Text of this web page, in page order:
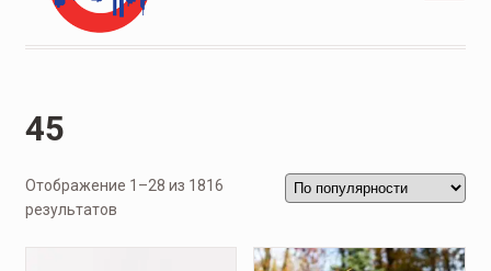
45
Отображение 1–28 из 1816
результатов